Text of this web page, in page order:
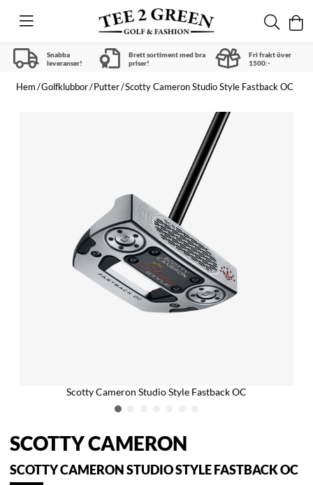
Snabba
leveranser!
Brett sortiment med bra
priser!
Fri frakt över
1500:-
Hem Golfklubbor Putter Scotty Cameron Studio Style Fastback OC
Scotty Cameron Studio Style Fastback OC
SCOTTY CAMERON
SCOTTY CAMERON STUDIO STYLE FASTBACK OC